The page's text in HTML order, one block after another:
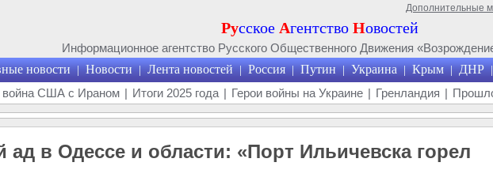
Дополнительные
Русское Агентство Новостей
Информационное агентство Русского Общественного Движения
новости | Новости | Лента новостей | Россия | Путин | Украина | Крым | ДНР |
война США с Ираном | Итоги 2025 года | Герои войны на Украине | Гренландия |
в Одессе и области: «Порт Ильичевска горел